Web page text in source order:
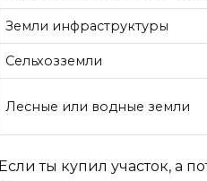
Земли инфраструктуры
Сельхозземли
Лесные или водные земли
Если ты купил участок, а